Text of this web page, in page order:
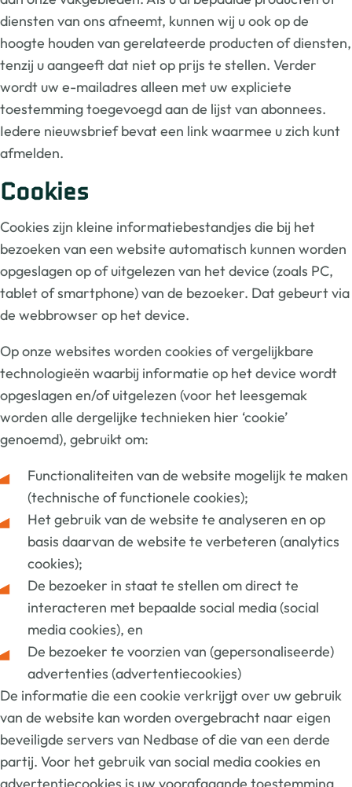
diensten van ons afneemt, kunnen wij u ook op de
hoogte houden van gerelateerde producten of diensten,
tenzij u aangeeft dat niet op prijs te stellen. Verder
wordt uw e-mailadres alleen met uw expliciete
toestemming toegevoegd aan de lijst van abonnees.
Iedere nieuwsbrief bevat een link waarmee u zich kunt
afmelden.
Cookies
Cookies zijn kleine informatiebestandjes die bij het
bezoeken van een website automatisch kunnen worden
opgeslagen op of uitgelezen van het device (zoals PC,
tablet of smartphone) van de bezoeker. Dat gebeurt via
de webbrowser op het device.
Op onze websites worden cookies of vergelijkbare
technologieën waarbij informatie op het device wordt
opgeslagen en/of uitgelezen (voor het leesgemak
worden alle dergelijke technieken hier ‘cookie’
genoemd), gebruikt om:
Functionaliteiten van de website mogelijk te maken
(technische of functionele cookies);
Het gebruik van de website te analyseren en op
basis daarvan de website te verbeteren (analytics
cookies);
De bezoeker in staat te stellen om direct te
interacteren met bepaalde social media (social
media cookies), en
De bezoeker te voorzien van (gepersonaliseerde)
advertenties (advertentiecookies)
De informatie die een cookie verkrijgt over uw gebruik
van de website kan worden overgebracht naar eigen
beveiligde servers van Nedbase of die van een derde
partij. Voor het gebruik van social media cookies en